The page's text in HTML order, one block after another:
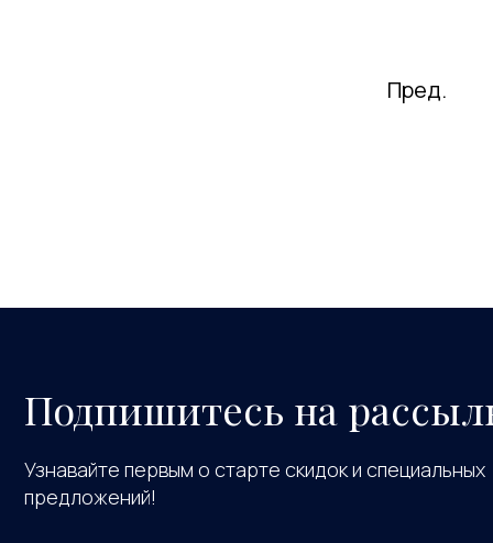
Пред.
Подпишитесь на
Узнавайте первым о старте скидок и специальных
предложений!